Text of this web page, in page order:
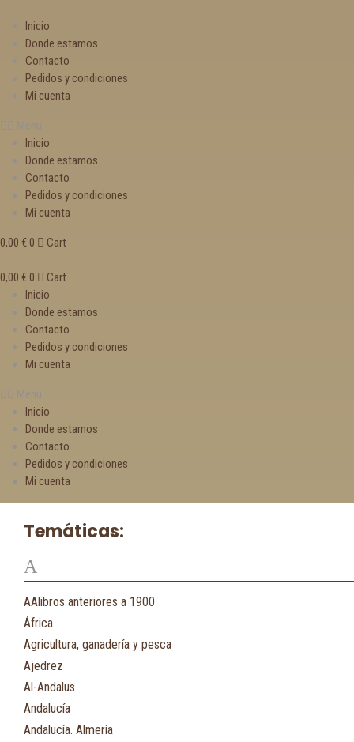
Inicio
Donde estamos
Contacto
Pedidos y condiciones
Mi cuenta
Menu
Inicio
Donde estamos
Contacto
Pedidos y condiciones
Mi cuenta
0,00 € 0 Cart
0,00 € 0
Cart
Inicio
Donde estamos
Contacto
Pedidos y condiciones
Mi cuenta
Menu
Inicio
Donde estamos
Contacto
Pedidos y condiciones
Mi cuenta
Temáticas:
A
AAlibros anteriores a 1900
África
Agricultura, ganadería y pesca
Ajedrez
Al-Andalus
Andalucía
Andalucía. Almería